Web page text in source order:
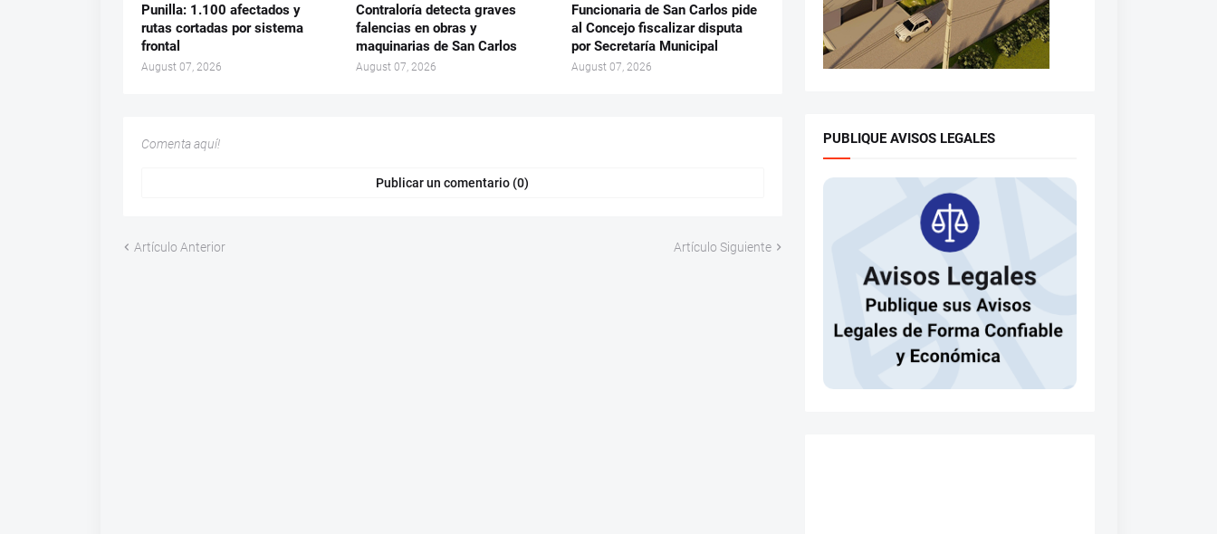
Punilla: 1.100 afectados y
rutas cortadas por sistema
frontal
August 07, 2026
Contraloría detecta graves
falencias en obras y
maquinarias de San Carlos
August 07, 2026
Funcionaria de San Carlos pide
al Concejo fiscalizar disputa
por Secretaría Municipal
August 07, 2026
Comenta aquí!
Publicar un comentario (0)
Artículo Anterior Artículo Siguiente
PUBLIQUE AVISOS LEGALES